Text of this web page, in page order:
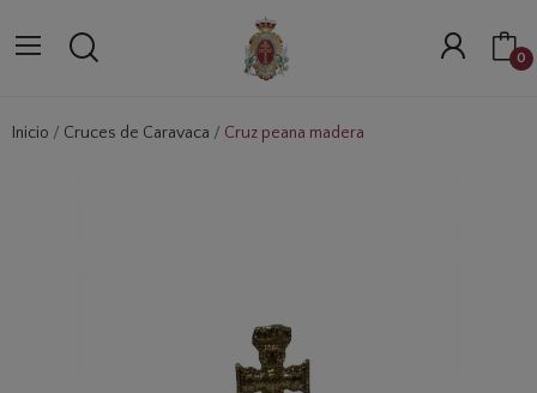
0
Inicio Cruces de Caravaca Cruz peana madera